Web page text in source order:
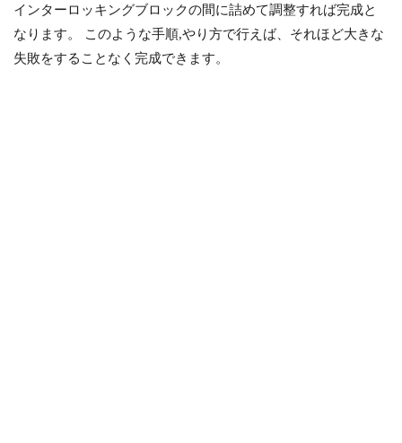
インターロッキングブロックの間に詰めて調整すれば完成と
なります。 このような手順,やり方で行えば、それほど大きな
失敗をすることなく完成できます。